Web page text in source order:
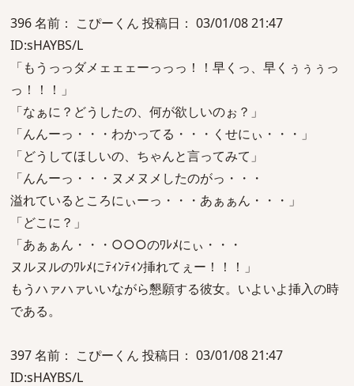
396 名前： こぴーくん 投稿日： 03/01/08 21:47
ID:sHAYBS/L
「もうっっダメェェェーっっっ！！早くっ、早くぅぅぅっ
っ！！！」
「なぁに？どうしたの、何が欲しいのぉ？」
「んんーっ・・・わかってる・・・くせにぃ・・・」
「どうしてほしいの、ちゃんと言ってみて」
「んんーっ・・・ヌメヌメしたのがっ・・・
溢れているところにぃーっ・・・あぁぁん・・・」
「どこに？」
「あぁぁん・・・○○○のﾜﾚﾒにぃ・・・
ヌルヌルのﾜﾚﾒにﾃｨﾝﾃｨﾝ挿れてぇー！！！」
もうハァハァいいながら懇願する彼女。いよいよ挿入の時
である。
397 名前： こぴーくん 投稿日： 03/01/08 21:47
ID:sHAYBS/L